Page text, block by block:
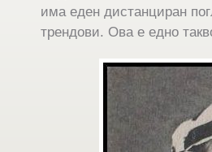
има еден дистанциран
трендови. Ова е едно